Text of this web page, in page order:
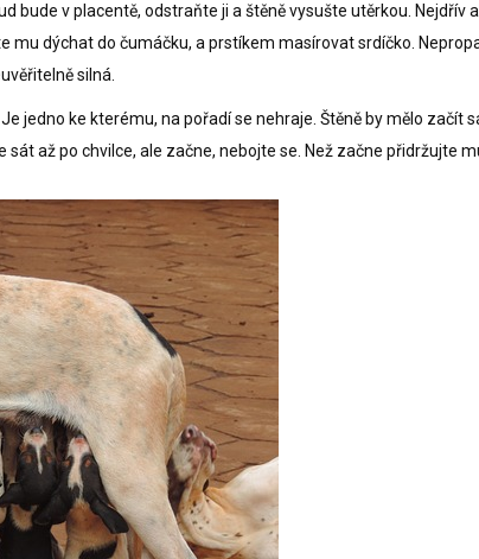
bude v placentě, odstraňte ji a štěně vysušte utěrkou. Nejdřív
mu dýchat do čumáčku, a prstíkem masírovat srdíčko.
silná.
jedno ke kterému, na pořadí se nehraje. Štěně by mělo začít
až po chvilce, ale začne, nebojte se. Než začne přidržujte